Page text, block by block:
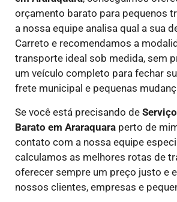
orçamento barato para pequenos
a nossa equipe analisa qual a sua
Carreto e recomendamos a
transporte ideal sob medida, sem
um veículo completo para fechar
frete municipal e pequenas
Se você está precisando de
Barato em Araraquara perto de
contato com a nossa equipe
calculamos as melhores rotas de
oferecer sempre um preço justo e
nossos clientes, empresas e